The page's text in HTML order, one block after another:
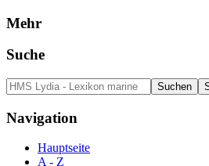
Mehr
Suche
Navigation
Hauptseite
A - Z